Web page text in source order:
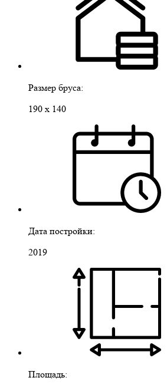
Размер бруса:
190 х 140
Дата постройки:
2019
Площадь: